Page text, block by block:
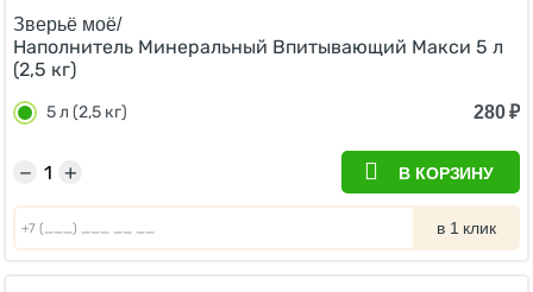
Зверьё моё/
Наполнитель Минеральный Впитывающий Макси 5 л
(2,5 кг)
5 л (2,5 кг) 280₽
+
− В КОРЗИНУ
в 1 клик